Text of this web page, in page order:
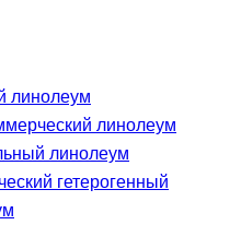
линолеум
линолеум
линолеум
гетерогенный